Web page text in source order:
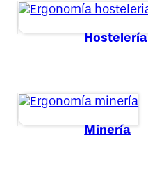
Hostelería
Minería